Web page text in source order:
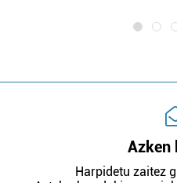
Azken
Harpidetu zaitez